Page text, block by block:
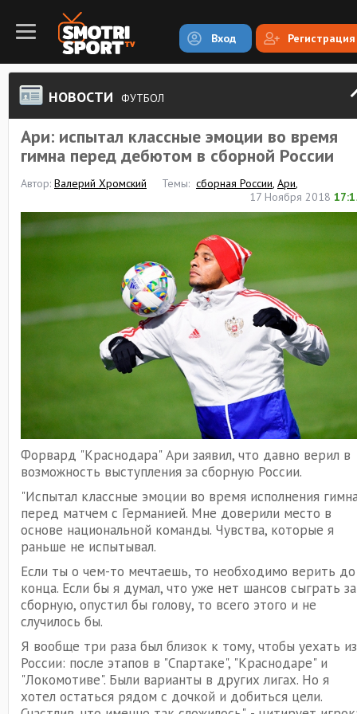
Вход Регистрация
НОВОСТИ ФУТБОЛ
Ари: испытал классные эмоции во время
гимна перед дебютом в сборной России
Автор: Валерий Хромский Темы: сборная России, Ари,
17 Ноября 2018
Форвард "Краснодара" Ари заявил, что давно верил в
возможность выступления за сборную России.
"Испытал классные эмоции во время исполнения
перед матчем с Германией. Мне доверили место в
основе национальной команды. Чувства, которые я
раньше не испытывал.
Если ты о чем-то мечтаешь, то необходимо верить до
конца. Если бы я думал, что уже нет шансов сыграть за
сборную, опустил бы голову, то всего этого и не
случилось бы.
Я вообще три раза был близок к тому, чтобы уехать из
России: после этапов в "Спартаке", "Краснодаре" и
"Локомотиве". Были варианты в других лигах. Но я
хотел остаться рядом с дочкой и добиться цели.